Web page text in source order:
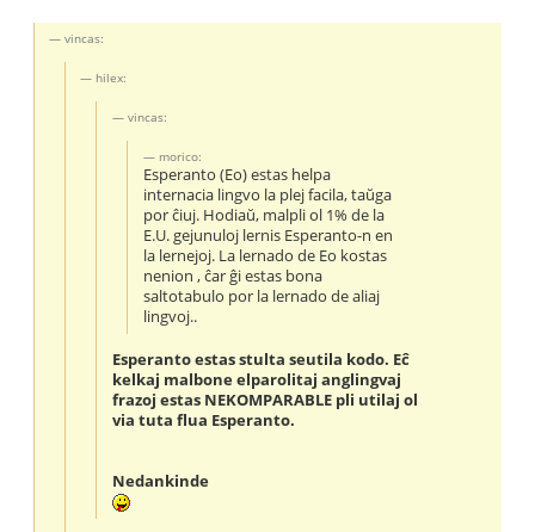
vincas:
hilex:
vincas:
morico:
Esperanto (Eo) estas helpa
internacia lingvo la plej facila, taŭga
por ĉiuj. Hodiaŭ, malpli ol 1% de la
E.U. gejunuloj lernis Esperanto-n en
la lernejoj. La lernado de Eo kostas
nenion , ĉar ĝi estas bona
saltotabulo por la lernado de aliaj
lingvoj..
Esperanto estas stulta seutila kodo. Eĉ
kelkaj malbone elparolitaj anglingvaj
frazoj estas NEKOMPARABLE pli utilaj ol
via tuta flua Esperanto.
Nedankinde